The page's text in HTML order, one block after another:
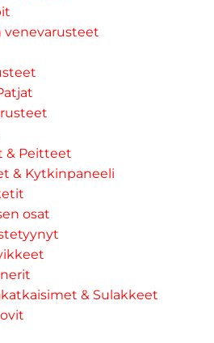
venevarusteet
& Peitteet
& Kytkinpaneeli
osat
& Sulakkeet